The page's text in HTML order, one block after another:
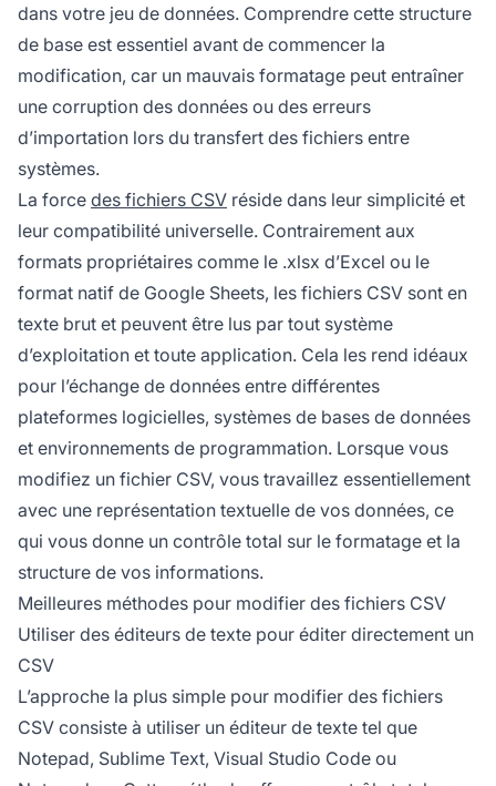
dans votre jeu de données. Comprendre cette structure
de base est essentiel avant de commencer la
modification, car un mauvais formatage peut entraîner
une corruption des données ou des erreurs
d’importation lors du transfert des fichiers entre
systèmes.
La force des fichiers CSV réside dans leur simplicité et
leur compatibilité universelle. Contrairement aux
formats propriétaires comme le .xlsx d’Excel ou le
format natif de Google Sheets, les fichiers CSV sont en
texte brut et peuvent être lus par tout système
d’exploitation et toute application. Cela les rend idéaux
pour l’échange de données entre différentes
plateformes logicielles, systèmes de bases de données
et environnements de programmation. Lorsque vous
modifiez un fichier CSV, vous travaillez essentiellement
avec une représentation textuelle de vos données, ce
qui vous donne un contrôle total sur le formatage et la
structure de vos informations.
Meilleures méthodes pour modifier des fichiers CSV
Utiliser des éditeurs de texte pour éditer directement un
CSV
L’approche la plus simple pour modifier des fichiers
CSV consiste à utiliser un éditeur de texte tel que
Notepad, Sublime Text, Visual Studio Code ou